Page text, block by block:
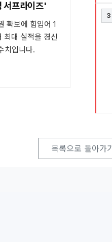
서프라이즈'
확보에 힘입어 1
최대 실적을 경신
치입니다.
3
목록으로 돌아가기